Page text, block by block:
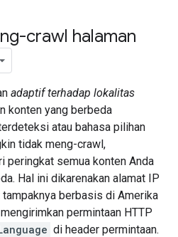
crawl halaman
adaptif terhadap lokalitas
konten yang berbeda
atau bahasa pilihan
tidak meng-crawl,
peringkat semua konten Anda
Hal ini dikarenakan alamat IP
berbasis di Amerika
permintaan HTTP
di header permintaan.